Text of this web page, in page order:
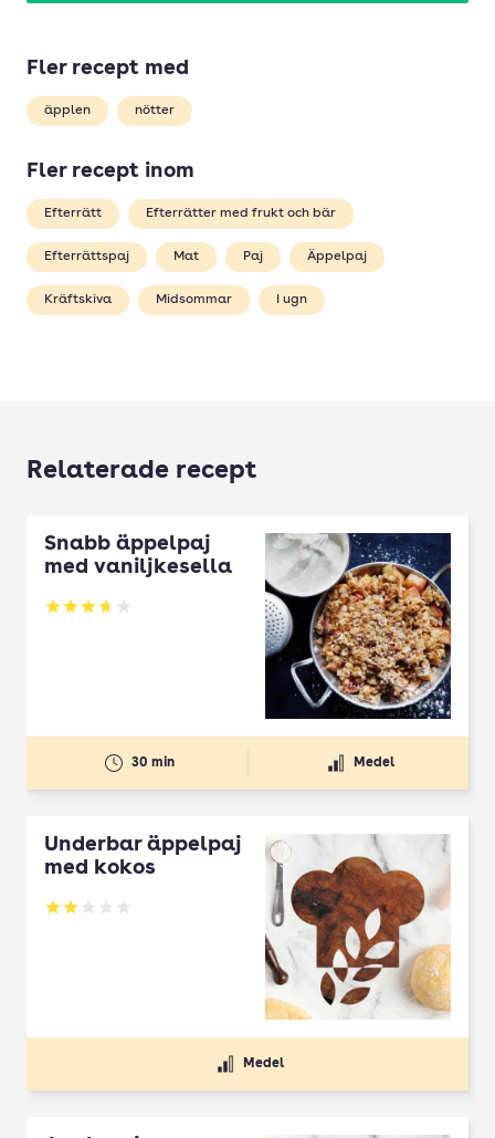
Fler recept med
äpplen nötter
Fler recept inom
Efterrätt Efterrätter med frukt och bär
Efterrättspaj Mat Paj Äppelpaj
Kräftskiva Midsommar I ugn
Relaterade recept
Snabb äppelpaj
med vaniljkesella
Betyg: 3.73 av 5
30 min Medel
Underbar äppelpaj
med kokos
Betyg: 2 av 5
Medel